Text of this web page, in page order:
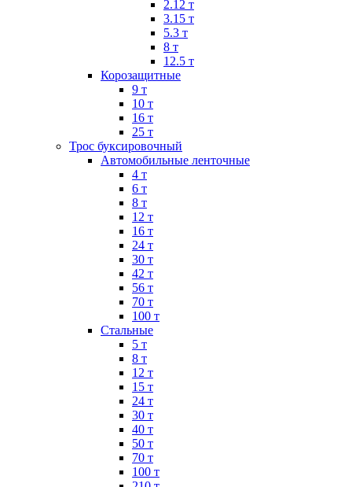
2.12 т
3.15 т
5.3 т
8 т
12.5 т
Корозащитные
9 т
10 т
16 т
25 т
Трос буксировочный
Автомобильные ленточные
4 т
6 т
8 т
12 т
16 т
24 т
30 т
42 т
56 т
70 т
100 т
Стальные
5 т
8 т
12 т
15 т
24 т
30 т
40 т
50 т
70 т
100 т